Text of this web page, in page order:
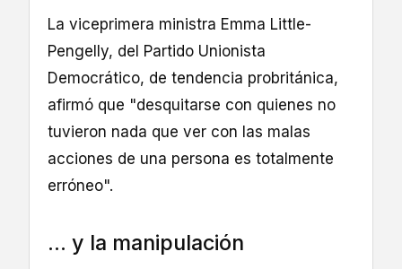
La viceprimera ministra Emma Little-
Pengelly, del Partido Unionista
Democrático, de tendencia probritánica,
afirmó que "desquitarse con quienes no
tuvieron nada que ver con las malas
acciones de una persona es totalmente
erróneo".
... y la manipulación